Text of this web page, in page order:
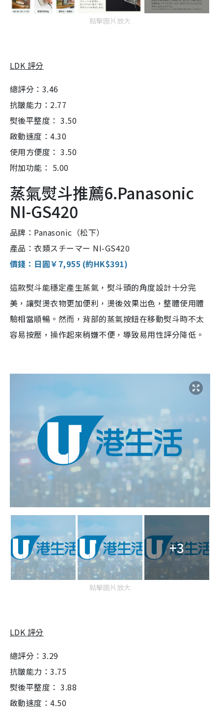
點擊圖片放大
LDK 評分
總評分：3.46
抗皺能力：2.77
熨後平整度： 3.50
啟動速度：4.30
使用方便度： 3.50
附加功能： 5.00
蒸氣熨斗推薦6.Panasonic
NI-GS420
品牌：Panasonic（松下）
產品：衣類スチーマー NI-GS420
價錢：日圓￥7,955 (約HK$391)
這款熨斗能穩定產生蒸氣，熨斗頭的角度設計十分完
美，讓熨燙衣物更加便利，燙後效果出色，整體使用體
驗相當順暢。然而，背部的蒸氣按鈕在移動熨斗時不太
容易按壓，操作起來稍嫌不便，導致易用性評分降低。
+3
點擊圖片放大
LDK 評分
總評分：3.29
抗皺能力：3.75
熨後平整度： 3.88
啟動速度：4.50